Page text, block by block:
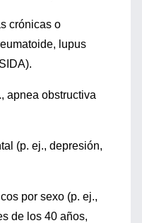
crónicas o
lupus
apnea obstructiva
(p. ej., depresión,
por sexo (p. ej.,
de los 40 años,